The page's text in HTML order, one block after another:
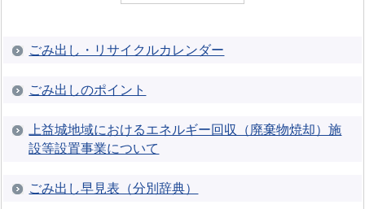
ごみ出し・リサイクルカレンダー
ごみ出しのポイント
上益城地域におけるエネルギー回収（廃棄物焼却）施
設等設置事業について
ごみ出し早見表（分別辞典）